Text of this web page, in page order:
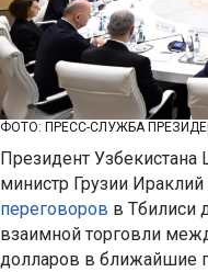
ФОТО: ПРЕСС-СЛУЖБА
Президент
министр Грузии
переговоров в Тбилиси
взаимной торговли
долларов в ближайшие